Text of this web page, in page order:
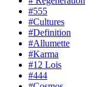
#555
#Cultures
#Definition
#Allumette
#Karma
#12 Lois
#444